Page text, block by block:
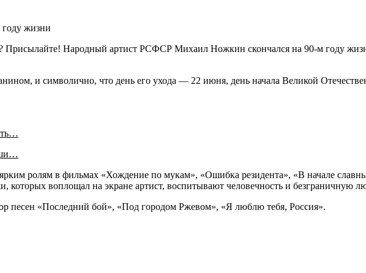
Присылайте! Народный артист РСФСР Михаил Ножкин скончался на 90-м году
и символично, что день его ухода — 22 июня, день начала Великой
ролям в фильмах «Хождение по мукам», «Ошибка резидента», «В начале
которых воплощал на экране артист, воспитывают человечность и безграничную
песен «Последний бой», «Под городом Ржевом», «Я люблю тебя, Россия».